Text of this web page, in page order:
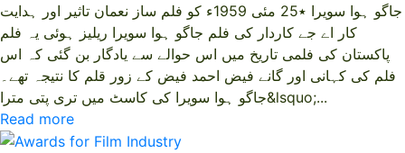
جاگو ہوا سویرا ٭25 مئی 1959ء کو فلم ساز نعمان تاثیر اور ہدایت
کار اے جے کاردار کی فلم جاگو ہوا سویرا ریلیز ہوئی یہ فلم
پاکستان کی فلمی تاریخ میں اس حوالے سے یادگار بن گئی کہ اس
فلم کی کہانی اور گانے فیض احمد فیض کے زور قلم کا نتیجہ تھے۔
جاگو ہوا سویرا کی کاسٹ میں تری پتی مترا&lsquo;...
Read more